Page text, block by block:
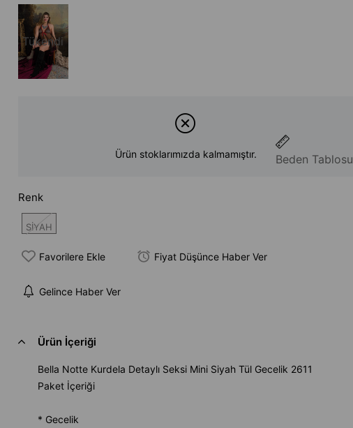
Tükendi
Beden Tablosu
Ürün stoklarımızda kalmamıştır.
Renk
SİYAH
Favorilere Ekle Fiyat Düşünce Haber Ver
Gelince Haber Ver
Ürün İçeriği
Bella Notte Kurdela Detaylı Seksi Mini Siyah Tül Gecelik 2611
Paket İçeriği
* Gecelik